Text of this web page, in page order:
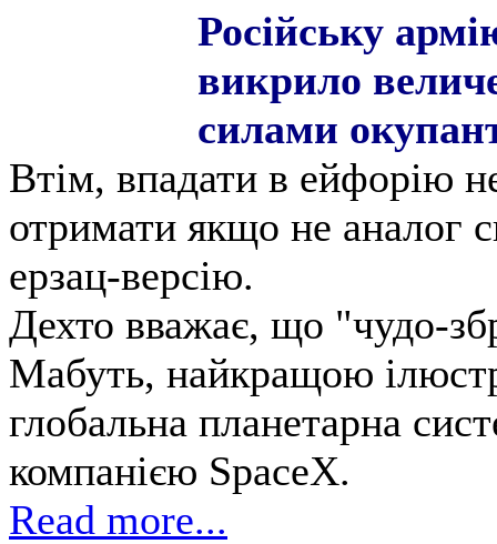
Російську
викрило
силами
Втім, впадати в ейфорію
отримати якщо не аналог
ерзац-версію.
Дехто вважає, що "‎чудо-
Мабуть, найкращою
глобальна планетарна
компанією SpaceX.
Read more...